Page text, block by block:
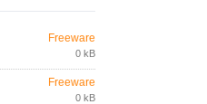
Freeware
0 kB
Freeware
0 kB